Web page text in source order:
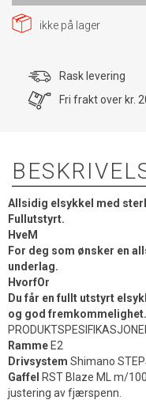
ikke på lager
Rask levering
Fri frakt over kr.
Allsidig elsykkel med
Fullutstyrt.
HveM
For deg som ønsker en
underlag.
HvorfOr
Du får en fullt utstyrt
og god fremkommelighet.
Ramme E2
Drivsystem Shimano
Gaffel RST Blaze ML m/
justering av fjærspenn.